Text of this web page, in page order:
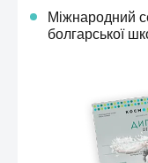
Міжнародний
болгарської